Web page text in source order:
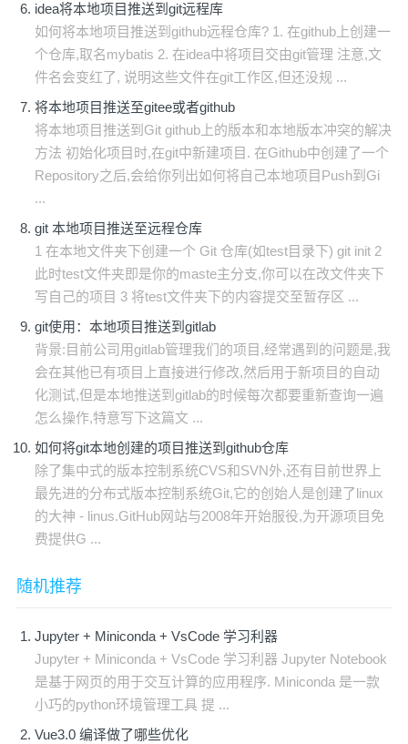
idea将本地项目推送到git远程库
如何将本地项目推送到github远程仓库? 1. 在github上创建一
个仓库,取名mybatis 2. 在idea中将项目交由git管理 注意,文
件名会变红了, 说明这些文件在git工作区,但还没规 ...
将本地项目推送至gitee或者github
将本地项目推送到Git github上的版本和本地版本冲突的解决
方法 初始化项目时,在git中新建项目. 在Github中创建了一个
Repository之后,会给你列出如何将自己本地项目Push到Gi
...
git 本地项目推送至远程仓库
1 在本地文件夹下创建一个 Git 仓库(如test目录下) git init 2
此时test文件夹即是你的maste主分支,你可以在改文件夹下
写自己的项目 3 将test文件夹下的内容提交至暂存区 ...
git使用：本地项目推送到gitlab
背景:目前公司用gitlab管理我们的项目,经常遇到的问题是,我
会在其他已有项目上直接进行修改,然后用于新项目的自动
化测试,但是本地推送到gitlab的时候每次都要重新查询一遍
怎么操作,特意写下这篇文 ...
如何将git本地创建的项目推送到github仓库
除了集中式的版本控制系统CVS和SVN外,还有目前世界上
最先进的分布式版本控制系统Git,它的创始人是创建了linux
的大神 - linus.GitHub网站与2008年开始服役,为开源项目免
费提供G ...
随机推荐
Jupyter + Miniconda + VsCode 学习利器
Jupyter + Miniconda + VsCode 学习利器 Jupyter Notebook
是基于网页的用于交互计算的应用程序. Miniconda 是一款
小巧的python环境管理工具 提 ...
Vue3.0 编译做了哪些优化